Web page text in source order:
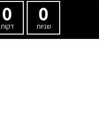
0
שניות
0
דקות